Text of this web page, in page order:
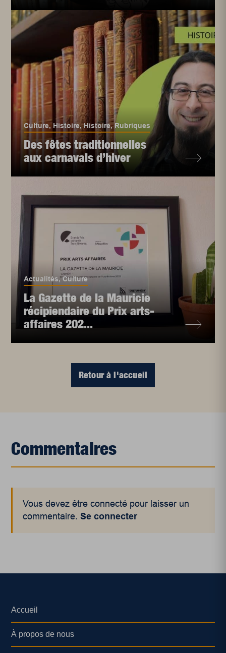
Culture, Histoire,Histoire,Rubriques
Des fêtes traditionnelles
aux carnavals d’hiver
Actualités,Culture
La Gazette de la Mauricie
récipiendaire du Prix arts-
affaires 202...
Retour à l'accueil
Commentaires
Vous devez être connecté pour laisser un
commentaire.Se connecter
Accueil
À propos de nous